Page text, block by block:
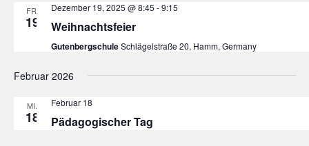
FR.
19
Dezember 19, 2025 @ 8:45 -9:15
Weihnachtsfeier
GutenbergschuleSchlägelstraße 20, Hamm, Germany
Februar 2026
MI.
18
Februar 18
Pädagogischer Tag